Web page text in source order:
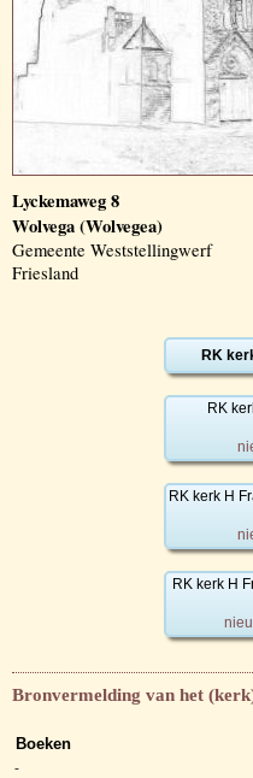
Lyckemaweg 8
Wolvega (Wolvegea)
Gemeente Weststellingwerf
Friesland
RK
RK
RK kerk H
RK kerk H
Bronvermelding van het
Boeken
-